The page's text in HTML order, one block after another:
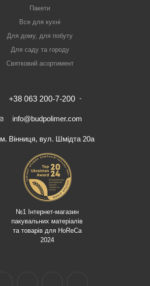
Пакети
Все для кухні
Для дому, для побуту
Для саду та городу
Святковий асортимент
+38 063 200-7-200
info@budpolimer.com
м. Вінниця, вул. Шмідта 20а
№1 Інтернет-магазин
пакувальних матеріалів
та товарів для HoReCa
2024